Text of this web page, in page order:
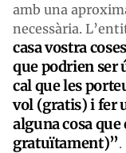
amb una
necessària.
casa vostra
que podrien ser
cal que les
vol (gratis) i fer
alguna cosa
gratuïtament)”.